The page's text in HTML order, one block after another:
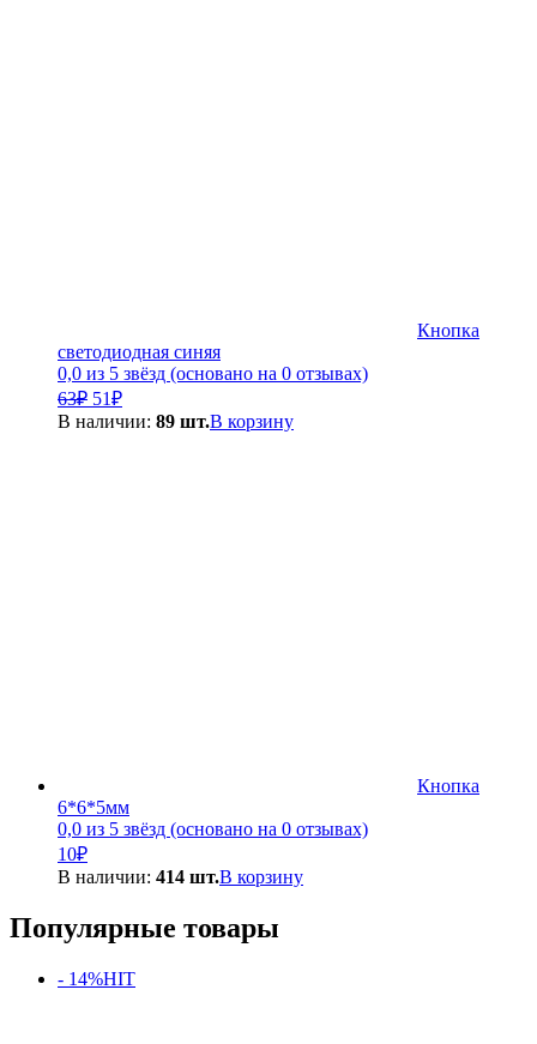
Кнопка
светодиодная синяя
0,0 из 5 звёзд (основано на 0 отзывах)
63₽ Первоначальная
цена
51₽Текущая
цена:
В наличии: 89 шт.В корзину
Кнопка
6*6*5мм
0,0 из 5 звёзд (основано на 0 отзывах)
10₽
В наличии: 414 шт.В корзину
Популярные товары
- 14%HIT